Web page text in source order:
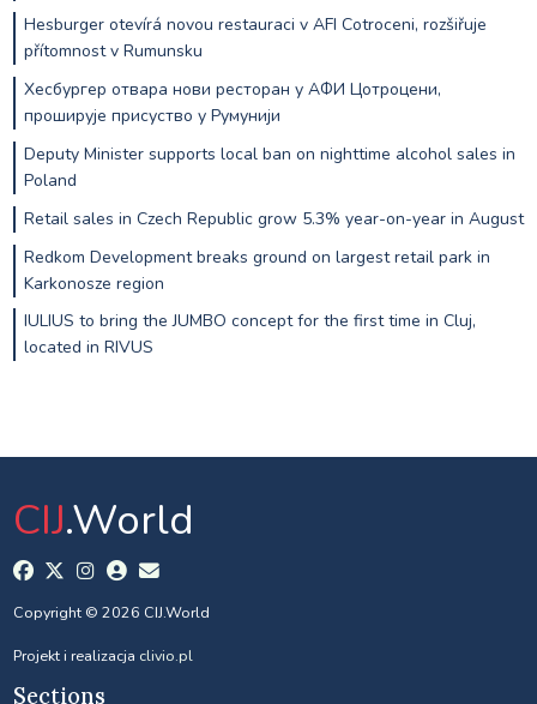
Hesburger otevírá novou restauraci v AFI Cotroceni, rozšiřuje
přítomnost v Rumunsku
Хесбургер отвара нови ресторан у АФИ Цотроцени,
проширује присуство у Румунији
Deputy Minister supports local ban on nighttime alcohol sales in
Poland
Retail sales in Czech Republic grow 5.3% year-on-year in August
Redkom Development breaks ground on largest retail park in
Karkonosze region
IULIUS to bring the JUMBO concept for the first time in Cluj,
located in RIVUS
CIJ.World
Copyright © 2026 CIJ.World
Projekt i realizacja clivio.pl
Sections